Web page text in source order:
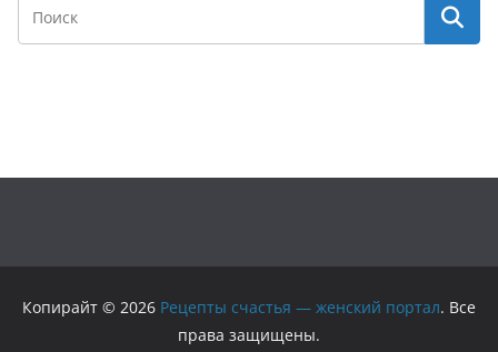
Копирайт © 2026 Рецепты счастья — женский портал. Все
права защищены.